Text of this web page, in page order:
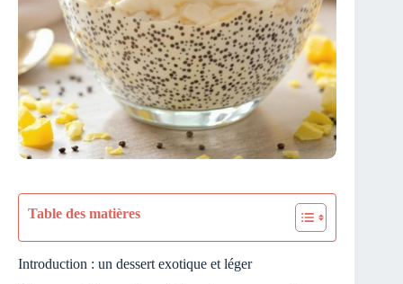
Table des matières
Introduction : un dessert exotique et léger